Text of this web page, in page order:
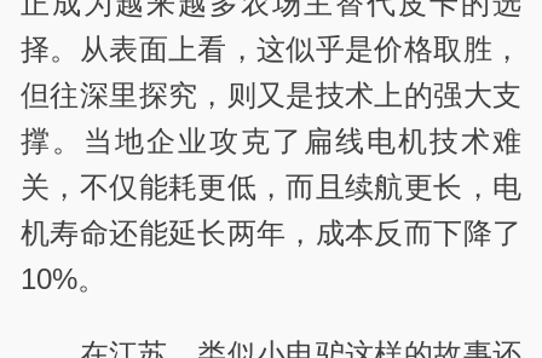
择。从表面上看，这似乎是价格取胜，
但往深里探究，则又是技术上的强大支
撑。当地企业攻克了扁线电机技术难
关，不仅能耗更低，而且续航更长，电
机寿命还能延长两年，成本反而下降了
10%。